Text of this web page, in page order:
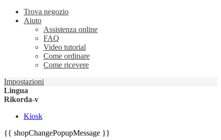
Trova negozio
Aiuto
Assistenza online
FAQ
Video tutorial
Come ordinare
Come ricevere
Impostazioni
Lingua
Rikorda-v
Kiosk
{{ shopChangePopupMessage }}